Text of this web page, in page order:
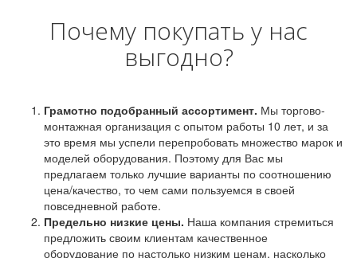
Почему покупать у нас
выгодно?
Грамотно подобранный ассортимент. Мы торгово-
монтажная организация с опытом работы 10 лет, и за
это время мы успели перепробовать множество марок и
моделей оборудования. Поэтому для Вас мы
предлагаем только лучшие варианты по соотношению
цена/качество, то чем сами пользуемся в своей
повседневной работе.
Предельно низкие цены. Наша компания стремиться
предложить своим клиентам качественное
оборудование по настолько низким ценам, насколько